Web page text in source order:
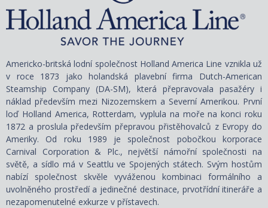
Americko-britská lodní společnost Holland America Line vznikla už
v roce 1873 jako holandská plavební firma Dutch-American
Steamship Company (DA-SM), která přepravovala pasažéry i
náklad především mezi Nizozemskem a Severní Amerikou. První
loď Holland America, Rotterdam, vyplula na moře na konci roku
1872 a proslula především přepravou přistěhovalců z Evropy do
Ameriky. Od roku 1989 je společnost pobočkou korporace
Carnival Corporation & Plc., největší námořní společnosti na
světě, a sídlo má v Seattlu ve Spojených státech. Svým hostům
nabízí společnost skvěle vyváženou kombinaci formálního a
uvolněného prostředí a jedinečné destinace, prvotřídní itineráře a
nezapomenutelné exkurze v přístavech.